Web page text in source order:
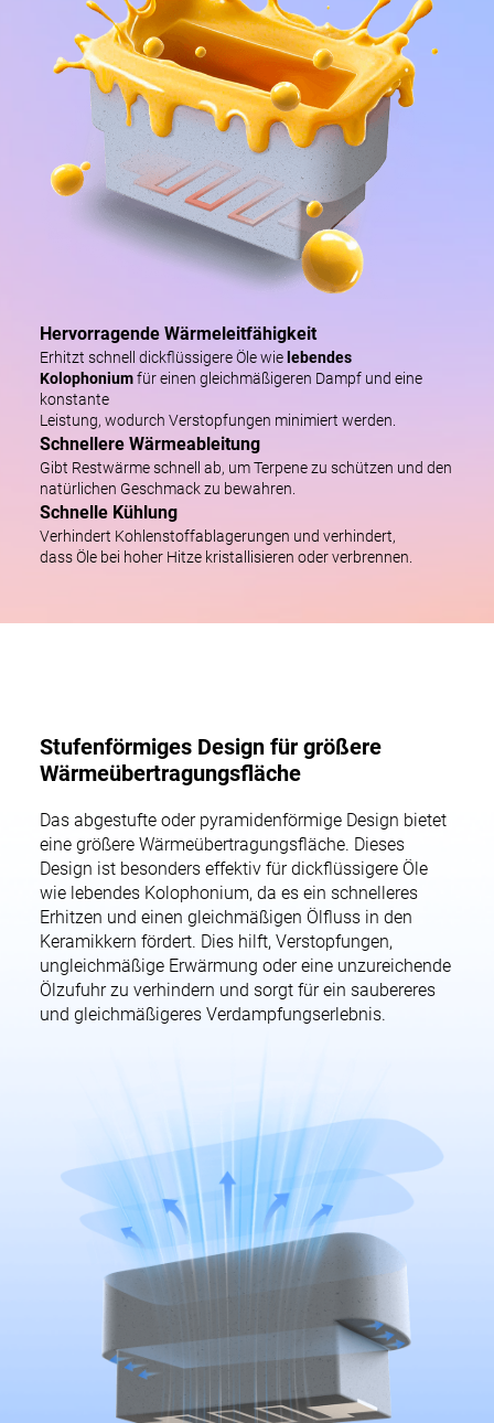
Hervorragende Wärmeleitfähigkeit
Erhitzt schnell dickflüssigere Öle wie lebendes
Kolophoniumfür einen gleichmäßigeren Dampf und eine
konstante
Leistung, wodurch Verstopfungen minimiert werden.
Schnellere Wärmeableitung
Gibt Restwärme schnell ab, um Terpene zu schützen und den
natürlichen Geschmack zu bewahren.
Schnelle Kühlung
Verhindert Kohlenstoffablagerungen und verhindert,
dass Öle bei hoher Hitze kristallisieren oder verbrennen.
Stufenförmiges Design für größere
Wärmeübertragungsfläche
Das abgestufte oder pyramidenförmige Design bietet
eine größere Wärmeübertragungsfläche. Dieses
Design ist besonders effektiv für dickflüssigere Öle
wie lebendes Kolophonium, da es ein schnelleres
Erhitzen und einen gleichmäßigen Ölfluss in den
Keramikkern fördert. Dies hilft, Verstopfungen,
ungleichmäßige Erwärmung oder eine unzureichende
Ölzufuhr zu verhindern und sorgt für ein saubereres
und gleichmäßigeres Verdampfungserlebnis.